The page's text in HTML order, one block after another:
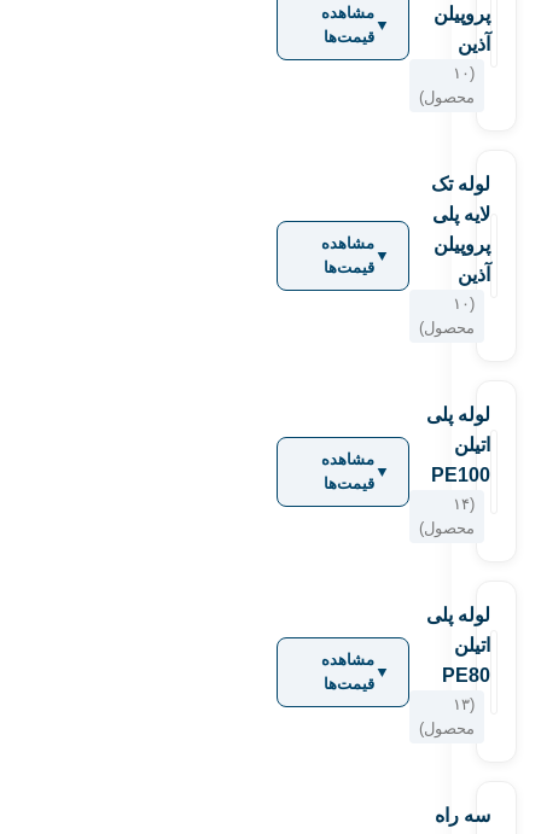
پروپیلن
آذین
(۱۰
محصول)
▼
مشاهده
قیمت‌ها
لوله تک
لایه پلی
پروپیلن
آذین
(۱۰
محصول)
▼
مشاهده
قیمت‌ها
لوله پلی
اتیلن
PE100
(۱۴
محصول)
▼
مشاهده
قیمت‌ها
لوله پلی
اتیلن
PE80
(۱۳
محصول)
▼
مشاهده
قیمت‌ها
سه راه